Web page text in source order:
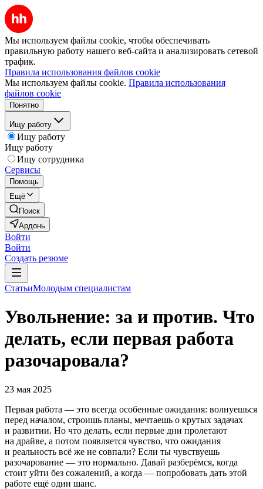
Мы используем файлы cookie, чтобы обеспечивать
правильную работу нашего веб-сайта и анализировать сетевой
трафик.
Правила использования файлов cookie
Мы используем файлы cookie. Правила использования
файлов cookie
Понятно
Ищу работу
Ищу работу
Ищу работу
Ищу сотрудника
Сервисы
Помощь
Ещё
Поиск
Ардонь
Войти
Войти
Создать резюме
СтатьиМолодым специалистам
Увольнение: за и против. Что
делать, если первая работа
разочаровала?
23 мая 2025
Первая работа — это всегда особенные ожидания: волнуешься
перед началом, строишь планы, мечтаешь о крутых задачах
и развитии. Но что делать, если первые дни пролетают
на драйве, а потом появляется чувство, что ожидания
и реальность всё же не совпали? Если ты чувствуешь
разочарование — это нормально. Давай разберёмся, когда
стоит уйти без сожалений, а когда — попробовать дать этой
работе ещё один шанс.